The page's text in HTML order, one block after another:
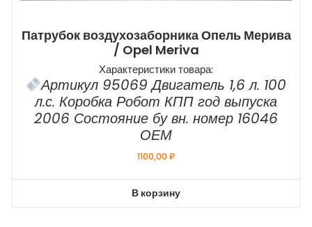
Патрубок воздухозаборника Опель Мерива
/ Opel Meriva
Характеристики товара:
Артикул 95069 Двигатель 1,6 л. 100
л.с. Коробка Робот КПП год выпуска
2006 Состояние бу вн. номер 16046
ОЕМ
1100,00₽
В корзину